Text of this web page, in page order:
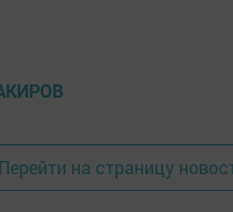
Перейти на страницу